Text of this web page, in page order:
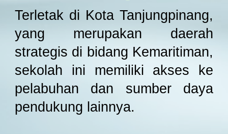
Terletak di Kota Tanjungpinang,
yang merupakan daerah
strategis di bidang Kemaritiman,
sekolah ini memiliki akses ke
pelabuhan dan sumber daya
pendukung lainnya.